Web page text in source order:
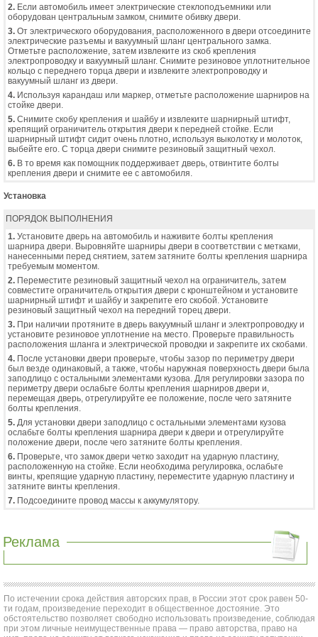
2. Если автомобиль имеет электрические стеклоподъемники или
оборудован центральным замком, снимите обивку двери.
3. От электрического оборудования, расположенного в двери отсоедините
электрические разъемы и вакуумный шланг центрального замка.
Отметьте расположение, затем извлеките из скоб крепления
электропроводку и вакуумный шланг. Снимите резиновое уплотнительное
кольцо с переднего торца двери и извлеките электропроводку и
вакуумный шланг из двери.
4. Используя карандаш или маркер, отметьте расположение шарниров на
стойке двери.
5. Снимите скобу крепления и шайбу и извлеките шарнирный штифт,
крепящий ограничитель открытия двери к передней стойке. Если
шарнирный штифт сидит очень плотно, используя выколотку и молоток,
выбейте его. С торца двери снимите резиновый защитный чехол.
6. В то время как помощник поддерживает дверь, отвинтите болты
крепления двери и снимите ее с автомобиля.
Установка
ПОРЯДОК ВЫПОЛНЕНИЯ
1. Установите дверь на автомобиль и наживите болты крепления
шарнира двери. Выровняйте шарниры двери в соответствии с метками,
нанесенными перед снятием, затем затяните болты крепления шарнира
требуемым моментом.
2. Переместите резиновый защитный чехол на ограничитель, затем
совместите ограничитель открытия двери с кронштейном и установите
шарнирный штифт и шайбу и закрепите его скобой. Установите
резиновый защитный чехол на передний торец двери.
3. При наличии протяните в дверь вакуумный шланг и электропроводку и
установите резиновое уплотнение на место. Проверьте правильность
расположения шланга и электрической проводки и закрепите их скобами.
4. После установки двери проверьте, чтобы зазор по периметру двери
был везде одинаковый, а также, чтобы наружная поверхность двери была
заподлицо с остальными элементами кузова. Для регулировки зазора по
периметру двери ослабьте болты крепления шарниров двери и,
перемещая дверь, отрегулируйте ее положение, после чего затяните
болты крепления.
5. Для установки двери заподлицо с остальными элементами кузова
ослабьте болты крепления шарнира двери к двери и отрегулируйте
положение двери, после чего затяните болты крепления.
6. Проверьте, что замок двери четко заходит на ударную пластину,
расположенную на стойке. Если необходима регулировка, ослабьте
винты, крепящие ударную пластину, переместите ударную пластину и
затяните винты крепления.
7. Подсоедините провод массы к аккумулятору.
Реклама
По истечении срока действия авторских прав, в России этот срок равен 50-
ти годам, произведение переходит в общественное достояние. Это
обстоятельство позволяет свободно использовать произведение, соблюдая
при этом личные неимущественные права — право авторства, право на